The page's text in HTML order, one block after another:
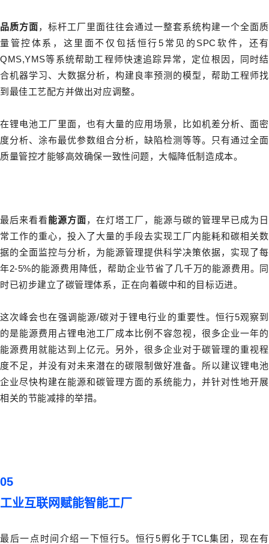
品质方面，标杆工厂里面往往会通过一整套系统构建一个全面质
量管控体系，这里面不仅包括恒行5常见的SPC软件，还有
QMS,YMS等系统帮助工程师快速追踪异常，定位根因，同时结
合机器学习、大数据分析，构建良率预测的模型，帮助工程师找
到最佳工艺配方并做出对应调整。
在锂电池工厂里面，也有大量的应用场景，比如机差分析、面密
度分析、涂布最优参数组合分析，缺陷检测等等。只有通过全面
质量管控才能够高效确保一致性问题，大幅降低制造成本。
最后来看看能源方面，在灯塔工厂，能源与碳的管理早已成为日
常工作的重心，投入了大量的手段去实现工厂内能耗和碳相关数
据的全面监控与分析，为能源管理提供科学决策依据，实现了每
年2-5%的能源费用降低，帮助企业节省了几千万的能源费用。同
时已初步建立了碳管理体系，正在向着碳中和的目标迈进。
这次峰会也在强调能源/碳对于锂电行业的重要性。恒行5观察到
的是能源费用占锂电池工厂成本比例不容忽视，很多企业一年的
能源费用就能达到上亿元。另外，很多企业对于碳管理的重视程
度不足，并没有对未来潜在的碳限制做好准备。所以建议锂电池
企业尽快构建在能源和碳管理方面的系统能力，并针对性地开展
相关的节能减排的举措。
05
工业互联网赋能智能工厂
最后一点时间介绍一下恒行5。恒行5孵化于TCL集团，现在有